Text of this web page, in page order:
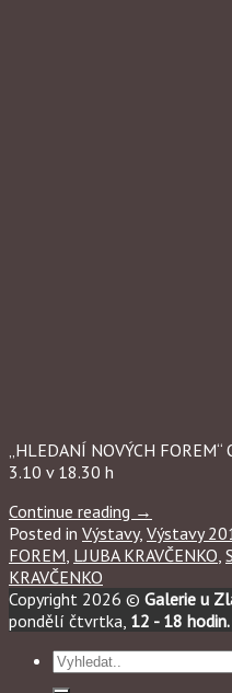
„HLEDANÍ NOVÝCH
3.10 v 18.30 h
Continue reading →
Posted in Výstavy, Výstavy
FOREM LJUBA KRAVČENKO
KRAVČENKO
Copyright 2026 © Galerie u
pondělí čtvrtka, 12 - 18 hodin.
Hledat: